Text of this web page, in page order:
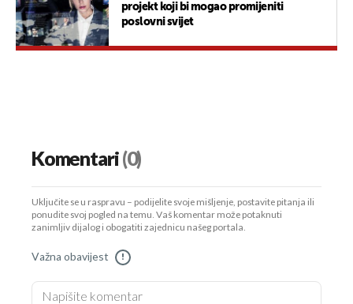
projekt koji bi mogao promijeniti
poslovni svijet
Komentari(0)
Uključite se u raspravu – podijelite svoje mišljenje, postavite pitanja ili
ponudite svoj pogled na temu. Vaš komentar može potaknuti
zanimljiv dijalog i obogatiti zajednicu našeg portala.
Važna obavijest !